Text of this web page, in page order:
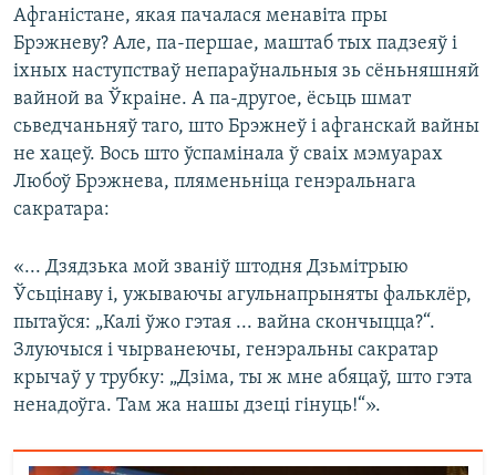
Афганістане, якая пачалася менавіта пры
Брэжневу? Але, па-першае, маштаб тых падзеяў і
іхных наступстваў непараўнальныя зь сёньняшняй
вайной ва Ўкраіне. А па-другое, ёсьць шмат
сьведчаньняў таго, што Брэжнеў і афганскай вайны
не хацеў. Вось што ўспамінала ў сваіх мэмуарах
Любоў Брэжнева, пляменьніца генэральнага
сакратара:
«... Дзядзька мой званіў штодня Дзьмітрыю
Ўсьцінаву і, ужываючы агульнапрыняты фальклёр,
пытаўся: „Калі ўжо гэтая ... вайна скончыцца?“.
Злуючыся і чырванеючы, генэральны сакратар
крычаў у трубку: „Дзіма, ты ж мне абяцаў, што гэта
ненадоўга. Там жа нашы дзеці гінуць!“».